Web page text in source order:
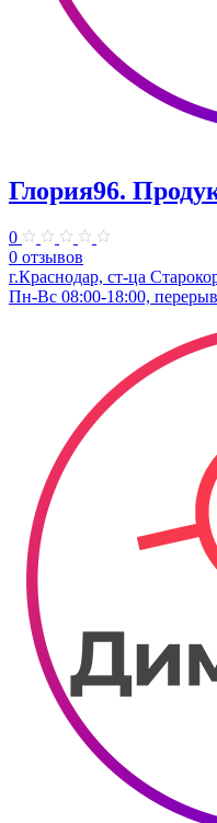
Глория96.
0
0 отзывов
г.Краснодар, ст-ца
Пн-Вс 08:00-18:00,